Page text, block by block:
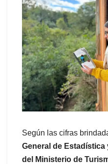
Según las cifras
General de
del Ministerio de